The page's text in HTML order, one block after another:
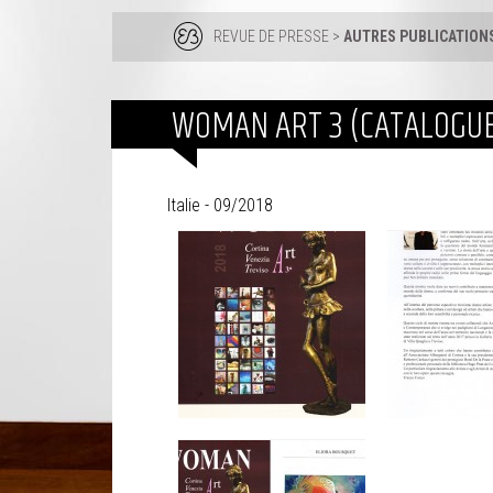
REVUE DE PRESSE > AUTRES
WOMAN ART 3
Italie - 09/2018